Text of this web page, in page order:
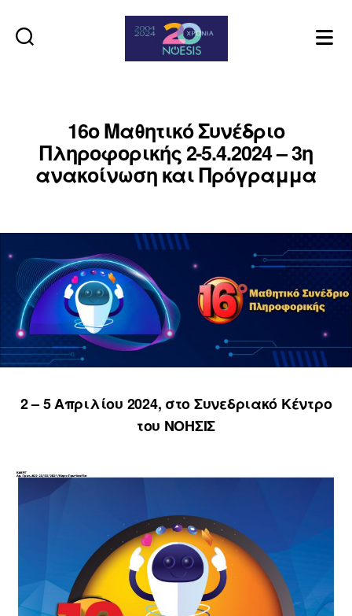
16ο Μαθητικό Συνέδριο
Πληροφορικής 2-5.4.2024 – 3η
ανακοίνωση και Πρόγραμμα
2 – 5 Απριλίου 2024, στο Συνεδριακό Κέντρο
του ΝΟΗΣΙΣ